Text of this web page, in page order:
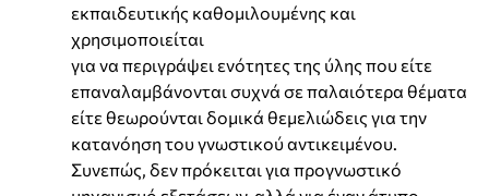
εκπαιδευτικής καθομιλουμένης και
χρησιμοποιείται
για να περιγράψει ενότητες της ύλης που είτε
επαναλαμβάνονται συχνά σε παλαιότερα θέματα
είτε θεωρούνται δομικά θεμελιώδεις για την
κατανόηση του γνωστικού αντικειμένου.
Συνεπώς, δεν πρόκειται για προγνωστικό